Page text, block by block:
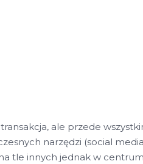
ale przede
narzędzi (social
tle innych jednak w